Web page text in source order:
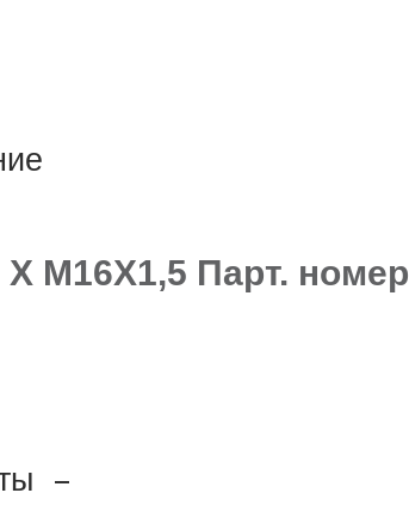
M16X1,5 Парт. номер